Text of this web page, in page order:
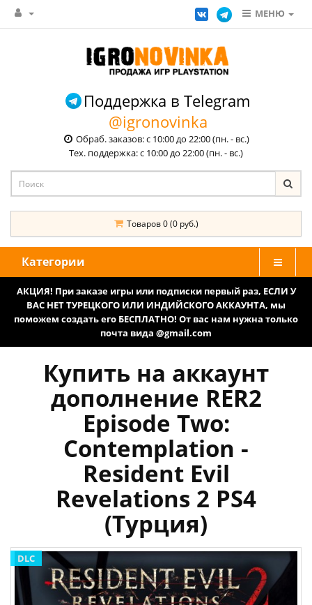
МЕНЮ
Поддержка в Telegram
@igronovinka
Обраб. заказов: с 10:00 до 22:00 (пн. - вс.)
Тех. поддержка: с 10:00 до 22:00 (пн. - вс.)
Товаров 0 (0 руб.)
Категории
АКЦИЯ! При заказе игры или подписки первый раз, ЕСЛИ У
ВАС НЕТ ТУРЕЦКОГО ИЛИ ИНДИЙСКОГО АККАУНТА, мы
поможем создать его БЕСПЛАТНО! От вас нам нужна только
почта вида @gmail.com
Купить на аккаунт
дополнение RER2
Episode Two:
Contemplation -
Resident Evil
Revelations 2 PS4
(Турция)
DLC